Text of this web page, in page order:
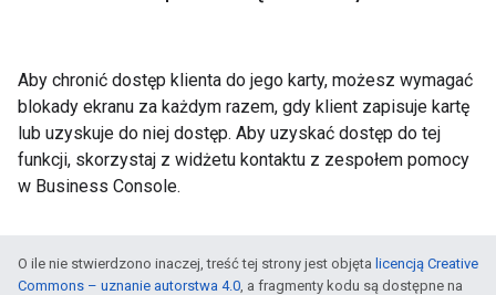
Aby chronić dostęp klienta do jego karty, możesz wymagać
blokady ekranu za każdym razem, gdy klient zapisuje kartę
lub uzyskuje do niej dostęp. Aby uzyskać dostęp do tej
funkcji, skorzystaj z widżetu kontaktu z zespołem pomocy
w Business Console.
O ile nie stwierdzono inaczej, treść tej strony jest objęta licencją Creative
Commons – uznanie autorstwa 4.0, a fragmenty kodu są dostępne na